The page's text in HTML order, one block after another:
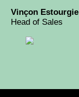
Vinçon Estourgie
Head of Sales